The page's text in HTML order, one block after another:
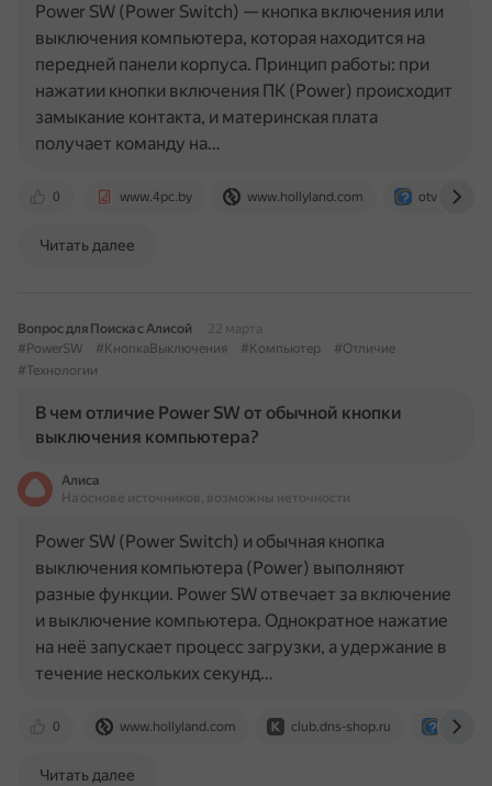
0 www.4pc.by www.hollyland.com otvet.mail.ru
Power SW (Power Switch) — кнопка включения или
выключения компьютера, которая находится на
передней панели корпуса. Принцип работы: при
нажатии кнопки включения ПК (Power) происходит
замыкание контакта, и материнская плата
получает команду на…
Читать далее
Вопрос для Поиска с Алисой
22 марта
#PowerSW
#КнопкаВыключения #Компьютер
#Отличие
#Технологии
В чем отличие Power SW от обычной кнопки
выключения компьютера?
Алиса
На основе источников, возможны неточности
0 www.hollyland.com club.dns-shop.ru
Power SW (Power Switch) и обычная кнопка
выключения компьютера (Power) выполняют
разные функции. Power SW отвечает за включение
и выключение компьютера. Однократное нажатие
на неё запускает процесс загрузки, а удержание в
течение нескольких секунд…
Читать далее